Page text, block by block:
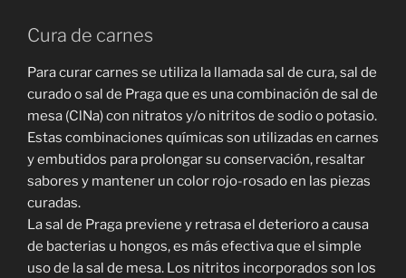
Cura de carnes
Para curar carnes se utiliza la llamada sal de cura, sal de
curado o sal de Praga que es una combinación de sal de
mesa (ClNa) con nitratos y/o nitritos de sodio o potasio.
Estas combinaciones químicas son utilizadas en carnes
y embutidos para prolongar su conservación, resaltar
sabores y mantener un color rojo-rosado en las piezas
curadas.
La sal de Praga previene y retrasa el deterioro a causa
de bacterias u hongos, es más efectiva que el simple
uso de la sal de mesa. Los nitritos incorporados son los